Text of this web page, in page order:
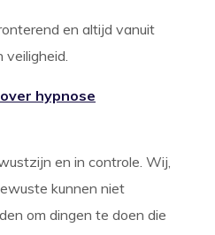
en altijd vanuit
veiligheid.
hypnose
en in controle. Wij,
kunnen niet
om dingen te doen die